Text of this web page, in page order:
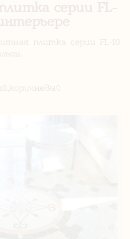
плитка серии FL-10